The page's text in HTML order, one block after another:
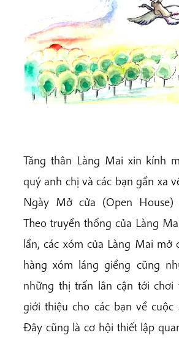
Tăng thân Làng Mai xin kính
quý anh chị và các bạn gần xa
Ngày Mở cửa (Open
Theo truyền thống của Làng
lần, các xóm của Làng Mai mở
hàng xóm láng giềng cũng
những thị trấn lân cận tới chơi
giới thiệu cho các bạn về cuộc
Đây cũng là cơ hội thiết lập